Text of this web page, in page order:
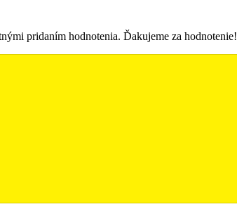
pridaním hodnotenia. Ďakujeme za hodnotenie!